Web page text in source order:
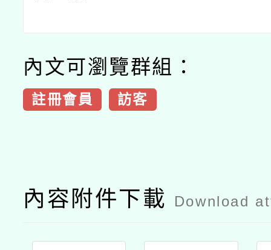
內文可瀏覽群組：
註冊會員 訪客
內容附件下載 Download